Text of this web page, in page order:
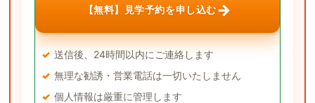
【無料】見学予約を申し込む→
送信後、24時間以内にご連絡します
無理な勧誘・営業電話は一切いたしません
個人情報は厳重に管理します